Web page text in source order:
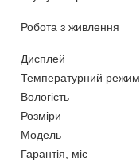
Робота з живлення
Дисплей
Температурний режим
Вологість
Розміри
Модель
Гарантія, міс